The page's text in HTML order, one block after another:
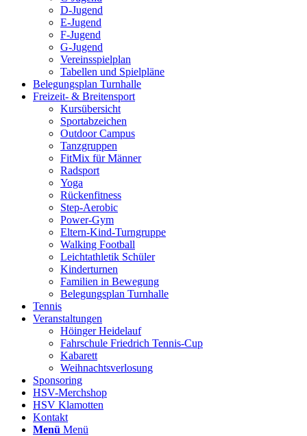
D-Jugend
E-Jugend
F-Jugend
G-Jugend
Vereinsspielplan
Tabellen und Spielpläne
Belegungsplan Turnhalle
Freizeit- & Breitensport
Kursübersicht
Sportabzeichen
Outdoor Campus
Tanzgruppen
FitMix für Männer
Radsport
Yoga
Rückenfitness
Step-Aerobic
Power-Gym
Eltern-Kind-Turngruppe
Walking Football
Leichtathletik Schüler
Kinderturnen
Familien in Bewegung
Belegungsplan Turnhalle
Tennis
Veranstaltungen
Höinger Heidelauf
Fahrschule Friedrich Tennis-Cup
Kabarett
Weihnachtsverlosung
Sponsoring
HSV-Merchshop
HSV Klamotten
Kontakt
Menü Menü